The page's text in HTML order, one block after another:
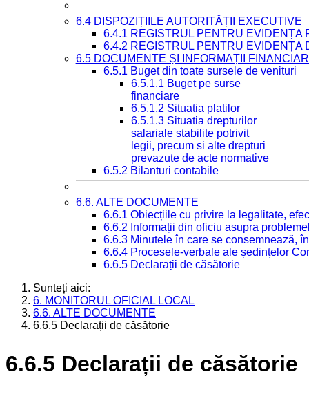
6.4 DISPOZIȚIILE AUTORITĂȚII EXECUTIVE
6.4.1 REGISTRUL PENTRU EVIDENȚA
6.4.2 REGISTRUL PENTRU EVIDENȚA
6.5 DOCUMENTE ȘI INFORMAȚII
6.5.1 Buget din toate sursele de venituri
6.5.1.1 Buget pe surse
financiare
6.5.1.2 Situatia platilor
6.5.1.3 Situatia drepturilor
salariale stabilite potrivit
legii, precum si alte drepturi
prevazute de acte normative
6.5.2 Bilanturi contabile
6.6. ALTE DOCUMENTE
6.6.1 Obiecțiile cu privire la legalitate,
6.6.2 Informații din oficiu asupra
6.6.3 Minutele în care se consemnează,
6.6.4 Procesele-verbale ale ședințelor
6.6.5 Declarații de căsătorie
Sunteți aici:
6. MONITORUL OFICIAL LOCAL
6.6. ALTE DOCUMENTE
6.6.5 Declarații de căsătorie
6.6.5 Declarații de căsătorie